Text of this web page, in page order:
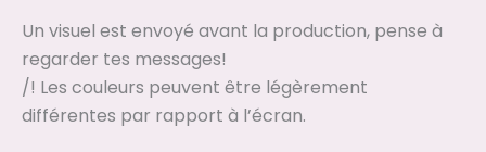
Un visuel est envoyé avant la production, pense à
regarder tes messages!
/! Les couleurs peuvent être légèrement
différentes par rapport à l’écran.